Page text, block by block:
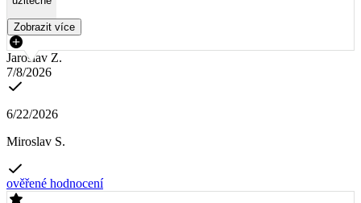
Zobrazit více
Jaroslav Z.
7/8/2026
6/22/2026
Miroslav S.
ověřené hodnocení